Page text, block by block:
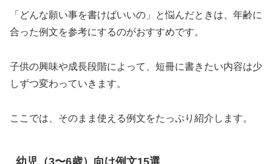
「どんな願い事を書けばいいの」と悩んだときは、年齢に
合った例文を参考にするのがおすすめです。
子供の興味や成長段階によって、短冊に書きたい内容は少
しずつ変わっていきます。
ここでは、そのまま使える例文をたっぷり紹介します。
幼児（3〜6歳）向け例文15選